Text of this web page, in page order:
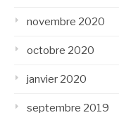
novembre 2020
octobre 2020
janvier 2020
septembre 2019